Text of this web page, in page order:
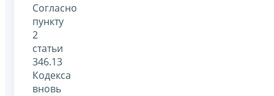
Согласно
пункту
2
статьи
346.13
Кодекса
вновь